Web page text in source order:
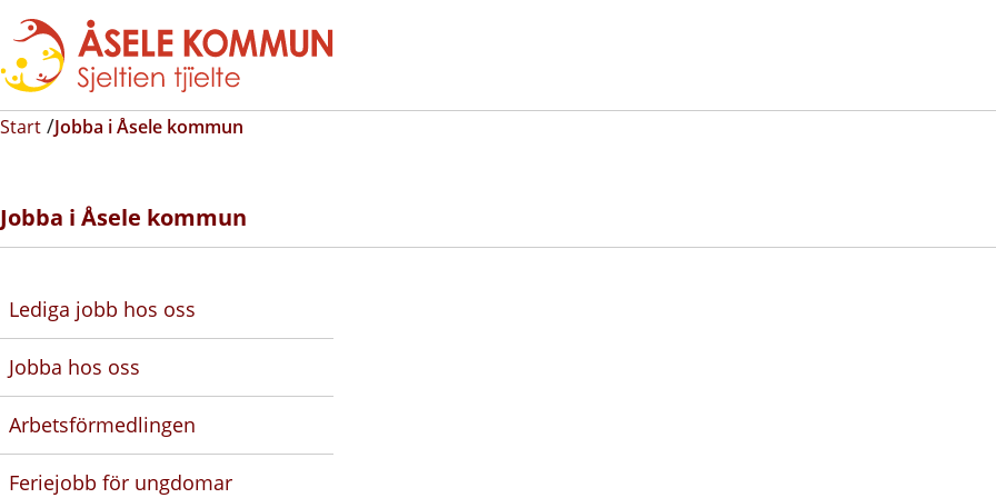
Start Jobba i Åsele kommun
Jobba i Åsele kommun
Lediga jobb hos oss
Jobba hos oss
Arbetsförmedlingen
Feriejobb för ungdomar